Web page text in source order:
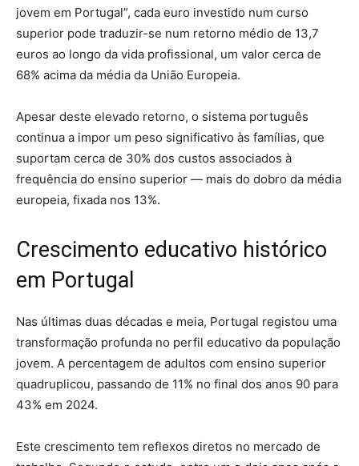
jovem em Portugal”, cada euro investido num curso
superior pode traduzir-se num retorno médio de 13,7
euros ao longo da vida profissional, um valor cerca de
68% acima da média da União Europeia.
Apesar deste elevado retorno, o sistema português
continua a impor um peso significativo às famílias, que
suportam cerca de 30% dos custos associados à
frequência do ensino superior — mais do dobro da média
europeia, fixada nos 13%.
Crescimento educativo histórico
em Portugal
Nas últimas duas décadas e meia, Portugal registou uma
transformação profunda no perfil educativo da população
jovem. A percentagem de adultos com ensino superior
quadruplicou, passando de 11% no final dos anos 90 para
43% em 2024.
Este crescimento tem reflexos diretos no mercado de